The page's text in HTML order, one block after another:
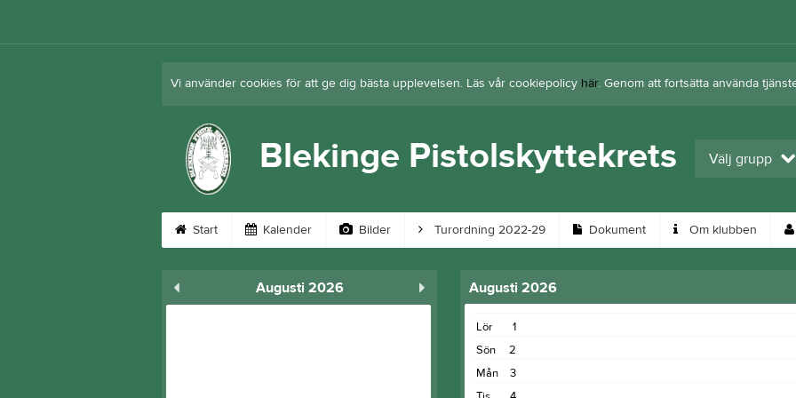
Vi använder cookies för att ge dig bästa upplevelsen. Läs vår cookiepolicy här. Genom att fortsätta använda
Blekinge Pistolskyttekrets Välj grupp
Start Kalender Bilder Turordning 2022-29 Dokument Om klubben
Augusti 2026 Augusti 2026
1
Lör
2
Sön
3
Mån